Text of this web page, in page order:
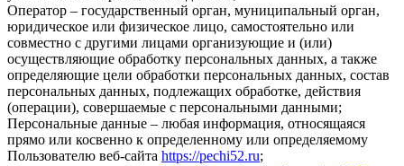
Оператор – государственный орган, муниципальный орган,
юридическое или физическое лицо, самостоятельно или
совместно с другими лицами организующие и (или)
осуществляющие обработку персональных данных, а также
определяющие цели обработки персональных данных, состав
персональных данных, подлежащих обработке, действия
(операции), совершаемые с персональными данными;
Персональные данные – любая информация, относящаяся
прямо или косвенно к определенному или определяемому
Пользователю веб-сайта https://pechi52.ru;